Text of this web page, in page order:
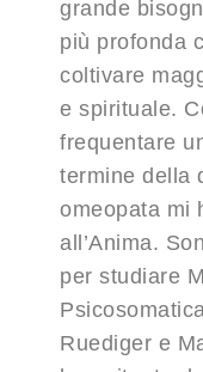
grande
più profonda
coltivare
e spirituale.
frequentare
termine della
omeopata mi
all’Anima.
per studiare
Ruediger e